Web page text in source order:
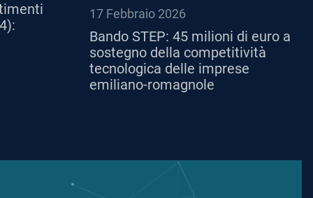
17 Febbraio 2026
Bando STEP: 45 milioni di euro a
sostegno della competitività
tecnologica delle imprese
emiliano-romagnole